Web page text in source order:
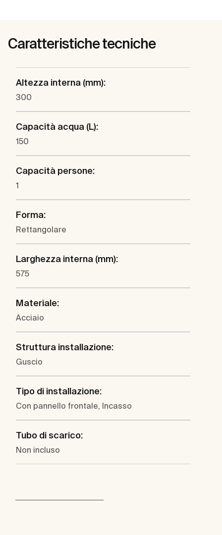
Caratteristiche tecniche
Altezza interna (mm):
300
Capacità acqua (L):
150
Capacità persone:
1
Forma:
Rettangolare
Larghezza interna (mm):
575
Materiale:
Acciaio
Struttura installazione:
Guscio
Tipo di installazione:
Con pannello frontale, Incasso
Tubo di scarico:
Non incluso